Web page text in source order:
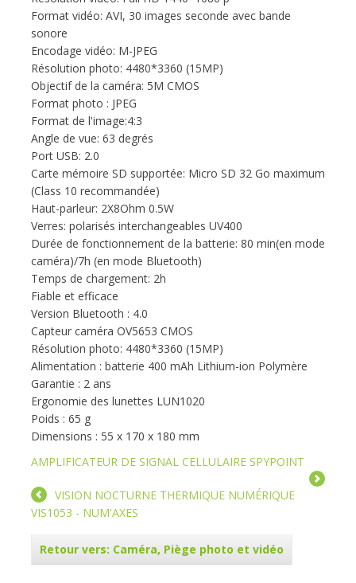
Format vidéo: AVI, 30 images seconde avec bande
sonore
Encodage vidéo: M-JPEG
Résolution photo: 4480*3360 (15MP)
Objectif de la caméra: 5M CMOS
Format photo : JPEG
Format de l'image:4:3
Angle de vue: 63 degrés
Port USB: 2.0
Carte mémoire SD supportée: Micro SD 32 Go maximum
(Class 10 recommandée)
Haut-parleur: 2X8Ohm 0.5W
Verres: polarisés interchangeables UV400
Durée de fonctionnement de la batterie: 80 min(en mode
caméra)/7h (en mode Bluetooth)
Temps de chargement: 2h
Fiable et efficace
Version Bluetooth : 4.0
Capteur caméra OV5653 CMOS
Résolution photo: 4480*3360 (15MP)
Alimentation : batterie 400 mAh Lithium-ion Polymère
Garantie : 2 ans
Ergonomie des lunettes LUN1020
Poids : 65 g
Dimensions : 55 x 170 x 180 mm
AMPLIFICATEUR DE SIGNAL CELLULAIRE SPYPOINT
VISION NOCTURNE THERMIQUE NUMÉRIQUE
VIS1053 - NUM'AXES
Retour vers: Caméra, Piège photo et vidéo